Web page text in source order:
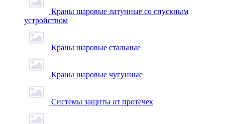
Краны шаровые латунные со спускным
устройством
Краны шаровые стальные
Краны шаровые чугунные
Системы защиты от протечек